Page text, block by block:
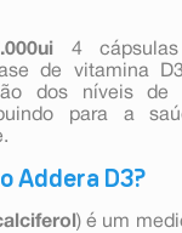
4
de vitamina
dos níveis de
para a
Addera D3?
) é um